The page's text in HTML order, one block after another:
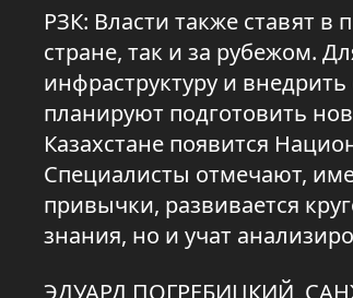
РЗК: Власти также ставят
стране, так и за рубежом.
инфраструктуру и
планируют подготовить
Казахстане появится
Специалисты отмечают,
привычки, развивается
знания, но и учат
ЭДУАРД ПОГРЕБИЦКИЙ,